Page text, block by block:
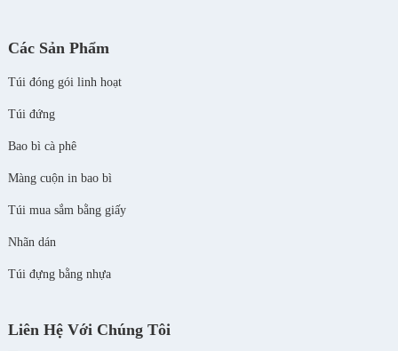
Các Sản Phẩm
Túi đóng gói linh hoạt
Túi đứng
Bao bì cà phê
Màng cuộn in bao bì
Túi mua sắm bằng giấy
Nhãn dán
Túi đựng bằng nhựa
Liên Hệ Với Chúng Tôi